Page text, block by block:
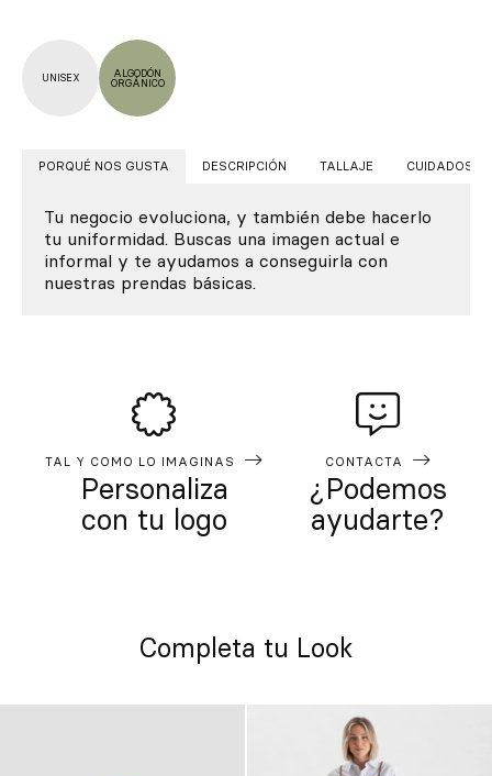
UNISEX
ALGODÓN
ORGÁNICO
PORQUÉ NOS GUSTA DESCRIPCIÓN TALLAJE CUIDADOS
Tu negocio evoluciona, y también debe hacerlo
tu uniformidad. Buscas una imagen actual e
informal y te ayudamos a conseguirla con
nuestras prendas básicas.
TAL Y COMO LO IMAGINAS
Personaliza
con tu logo
CONTACTA
¿Podemos
ayudarte?
Completa tu Look